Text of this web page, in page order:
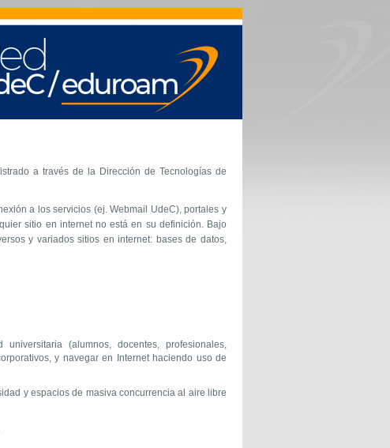
a través de la Dirección de Tecnologías de
a los servicios (ej. Webmail UdeC), portales y
sitio en internet no está en su definición. Bajo
y variados sitios en internet: bases de datos,
(alumnos, docentes, profesionales,
y navegar en Internet haciendo uso de
y espacios de masiva concurrencia al aire libre